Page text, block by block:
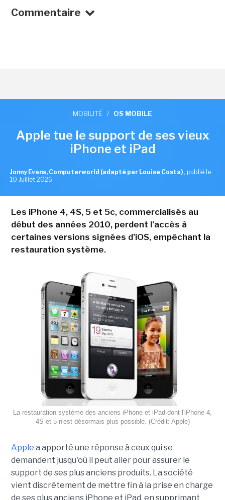
Commentaire
MOBILITÉ / OS MOBILE
Apple tue le support de ses vieux
iPhone et iPad
Jonny Evans, Computerworld (adapté par Louise Costa) , publié le
10 Juillet 2026
Les iPhone 4, 4S, 5 et 5c, commercialisés au
début des années 2010, perdent l'accès à
certaines versions signées d'iOS, empêchant la
restauration système.
La restauration système des anciens iPhone et iPad dont l'iPhone 4,
4S et 5 n'est désormais plus possible. (Crédit: Apple)
Apple a apporté une réponse à ceux qui se
demandent jusqu'où il peut aller pour assurer le
support de ses plus anciens produits. La société
vient discrètement de mettre fin à la prise en charge
de ses plus anciens iPhone et iPad, en supprimant